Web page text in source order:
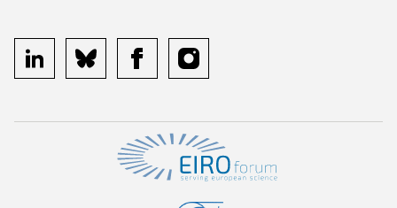
linkedin bluesky facebookinstagram